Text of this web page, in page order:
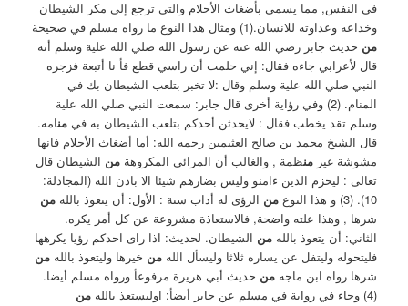
في النفس, مما يسمى بأضغاث الأحلام والتي ترجع إلى مكر الشيطان
وخداعه وعداوته للانسان.(1) ‏ومثال هذا النوع ما رواه مسلم في صحيحة
من حديث جابر رضي الله عنه عن رسول الله صلي الله علية وسلم أنه
قال لأعرابي جاءه فقال: إني حلمت أن راسي قطع فأ نا أتبعة فزجره
النبي صلي الله علية وسلم وقال :لا تخبر بتلعب الشيطان بك في
المنام. (2) ‏وفي رؤاية أخرى قال جابر: سمعت النبي صلي الله علية
وسلم تقد يخطب فقال : لايحدثن أحدكم بتلعب الشيطان به فيمنامه.
‏قال الشيخ محمد بن صالح العثيمين رحمه الله: أما أضغاث الأحلام فانها
مشوشة غيرمنظمة , والغالب أن المرائي المكروهةمن الشيطان قال
تعالى : ليحزم الذين ءامنو وليس بضارهم شيئا الا باذن الله (المجادلة:
10). (3) ‏و هذا النوع
من الرؤى له أداب ستة : الأول: أن يتعوذ باللهمن
شرها , وهذا علته واضحة, فالاستعاذة مشروعة عن كل أمر يكره.
‏الثاني: أن يتعوذ باللهمن الشيطان. لحديث: اذا راى احدكم رؤيا يكرهها
فليتحوله وليتفل عن يساره ثلاثا وليسأل اللهمن خيرها وليتعوذ باللهمن
شرها رواه ابن ماجهمن حديث أبي هريرة مرفوعأ ورواه مسلم أيضا.
(4) ‏وجاء في رواية في مسلم عن جابر أيضأ: اوليستعذ بالله
من